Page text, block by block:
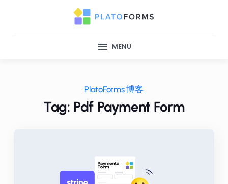
MENU
PlatoForms 博客
Tag: Pdf Payment Form